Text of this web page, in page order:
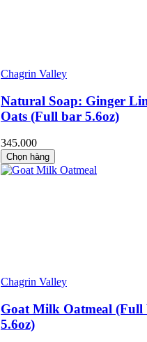
Chagrin Valley
Natural Soap: Ginger
Oats (Full bar 5.6oz)
345.000
Chọn hàng
Chagrin Valley
Goat Milk Oatmeal (Full
5.6oz)